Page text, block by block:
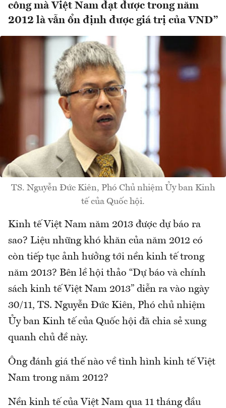
công mà Việt Nam đạt được trong năm
2012 là vẫn ổn định được giá trị của VND”
TS. Nguyễn Đức Kiên, Phó Chủ nhiệm Ủy ban Kinh
tế của Quốc hội.
Kinh tế Việt Nam năm 2013 được dự báo ra
sao? Liệu những khó khăn của năm 2012 có
còn tiếp tục ảnh hưởng tới nền kinh tế trong
năm 2013? Bên lề hội thảo “Dự báo và chính
sách kinh tế Việt Nam 2013” diễn ra vào ngày
30/11, TS. Nguyễn Đức Kiên, Phó chủ nhiệm
Ủy ban Kinh tế của Quốc hội đã chia sẻ xung
quanh chủ đề này.
Ông đánh giá thế nào về tình hình kinh tế Việt
Nam trong năm 2012?
Nền kinh tế của Việt Nam qua 11 tháng đầu